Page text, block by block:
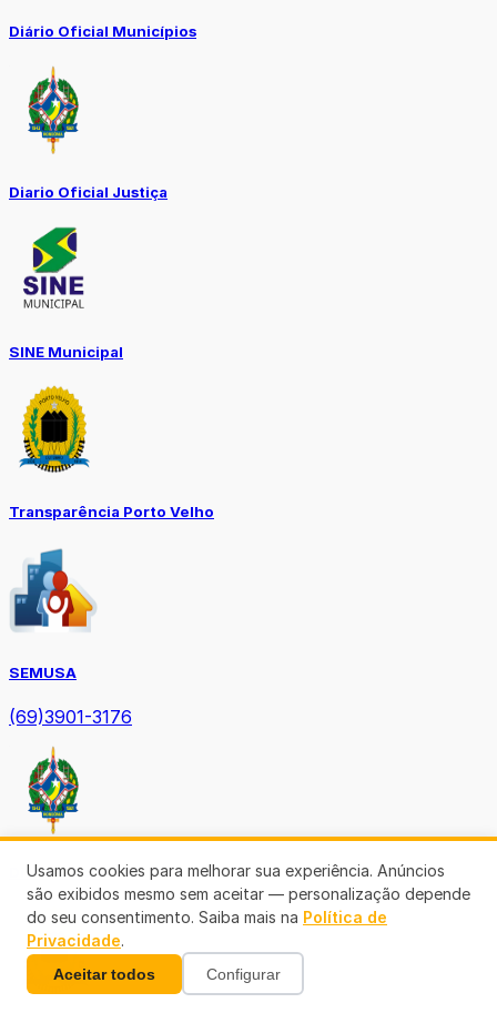
Diário Oficial Municípios
Diario Oficial Justiça
SINE Municipal
Transparência Porto Velho
SEMUSA
(69)3901-3176
Diário Oficial TCE-RO
Usamos cookies para melhorar sua experiência. Anúncios
são exibidos mesmo sem aceitar — personalização depende
do seu consentimento. Saiba mais na Política de
Privacidade.
Aceitar todos Configurar